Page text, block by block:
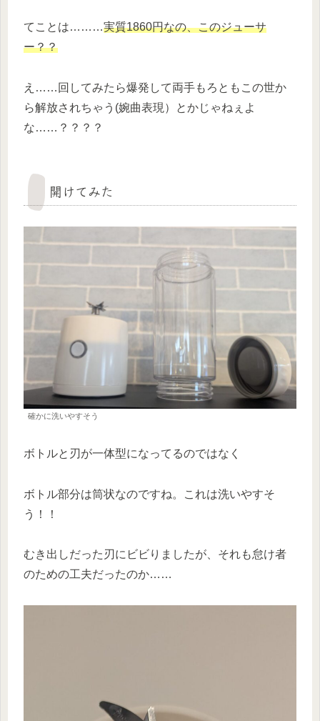
てことは………実質1860円なの、このジューサ
ー？？
え……回してみたら爆発して両手もろともこの世か
ら解放されちゃう(婉曲表現）とかじゃねぇよ
な……？？？？
開けてみた
確かに洗いやすそう
ボトルと刃が一体型になってるのではなく
ボトル部分は筒状なのですね。これは洗いやすそ
う！！
むき出しだった刃にビビりましたが、それも怠け者
のための工夫だったのか……